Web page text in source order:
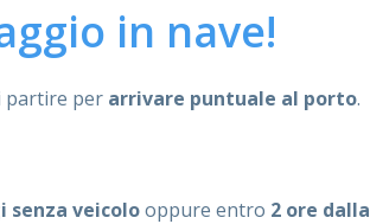
in nave!
partire per arrivare puntuale al porto.
senza veicolooppure entro 2 ore dalla